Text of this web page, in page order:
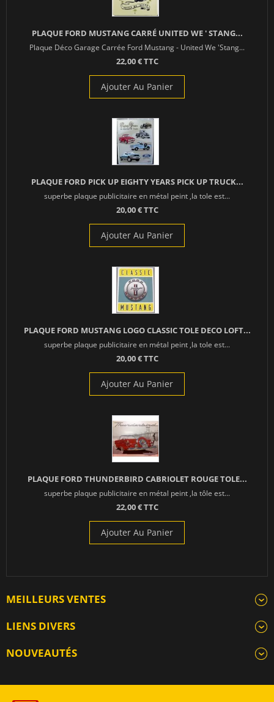
PLAQUE FORD MUSTANG CARRÉ UNITED WE ' STANG...
Plaque Déco Garage Carrée Ford Mustang - United We 'Stang...
22,00 € TTC
Ajouter Au Panier
PLAQUE FORD PICK UP EIGHTY YEARS PICK UP TRUCK...
superbe plaque publicitaire en métal peint ,la tole est...
20,00 € TTC
Ajouter Au Panier
PLAQUE FORD MUSTANG LOGO CLASSIC TOLE DECO LOFT...
superbe plaque publicitaire en métal peint ,la tole est...
20,00 € TTC
Ajouter Au Panier
PLAQUE FORD THUNDERBIRD CABRIOLET ROUGE TOLE...
superbe plaque publicitaire en métal peint ,la tôle est...
22,00 € TTC
Ajouter Au Panier
MEILLEURS VENTES
LIENS DIVERS
NOUVEAUTÉS